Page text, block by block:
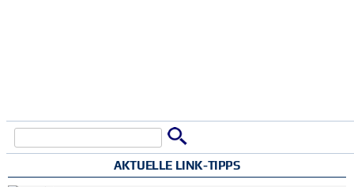
AKTUELLE LINK-TIPPS